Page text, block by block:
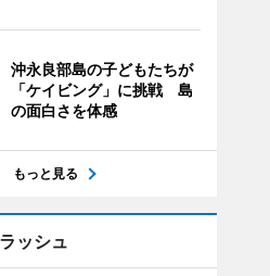
沖永良部島の子どもたちが
「ケイビング」に挑戦 島
の面白さを体感
もっと見る
ッシュ